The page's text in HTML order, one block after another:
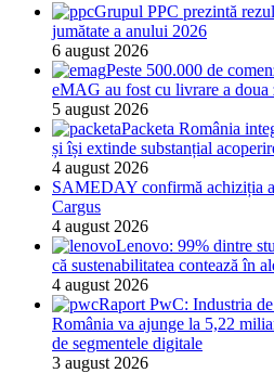
Grupul PPC prezintă
jumătate a anului 2026
6 august 2026
Peste 500.000 de
eMAG au fost cu livrare a
5 august 2026
Packeta România
și își extinde substanțial
4 august 2026
SAMEDAY confirmă achiziția
Cargus
4 august 2026
Lenovo: 99% dintre
că sustenabilitatea contează în
4 august 2026
Raport PwC: Industria
România va ajunge la 5,22
de segmentele digitale
3 august 2026